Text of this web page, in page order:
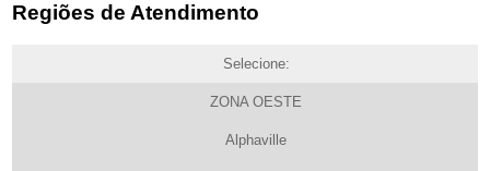
Regiões de Atendimento
Selecione:
ZONA OESTE
Alphaville